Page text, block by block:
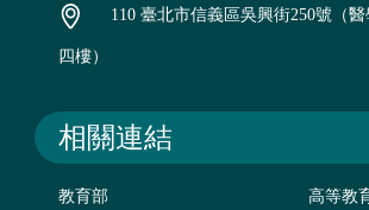
110 臺北市信義區吳興街250號（
四樓）
相關連結
教育部 高等教